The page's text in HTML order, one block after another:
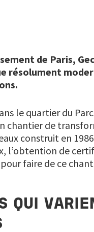
de Paris,
résolument
le quartier du
chantier de
construit en
l’obtention de
faire de ce
QUI